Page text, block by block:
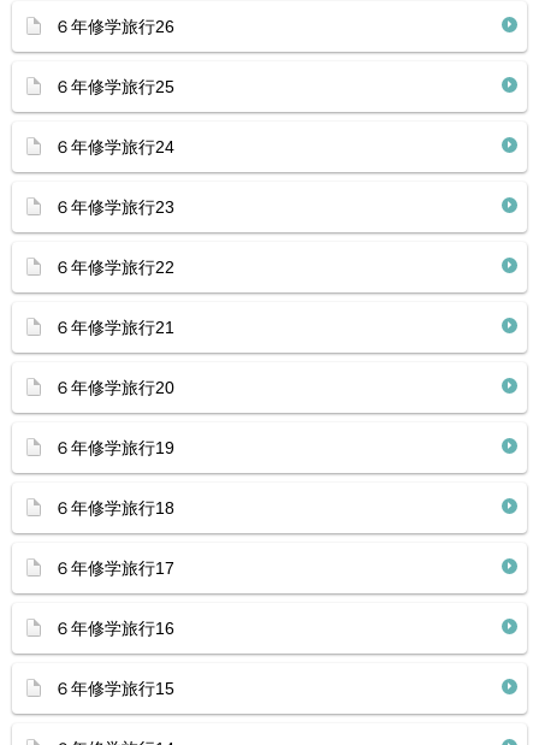
６年修学旅行26
６年修学旅行25
６年修学旅行24
６年修学旅行23
６年修学旅行22
６年修学旅行21
６年修学旅行20
６年修学旅行19
６年修学旅行18
６年修学旅行17
６年修学旅行16
６年修学旅行15